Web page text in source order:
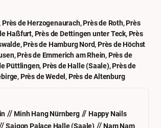
Près de Herzogenaurach,Près de Roth,Près
Haßfurt,Près de Dettingen unter Teck,Près
,Près de Hamburg Nord,Près de Höchst
,Près de Emmerich am Rhein,Près de
Püttlingen,Près de Halle (Saale),Près de
,Près de Wedel,Près de Altenburg
//Minh Hang Nürnberg//Happy Nails
Saigon Palace Halle (Saale) //Nam Nam